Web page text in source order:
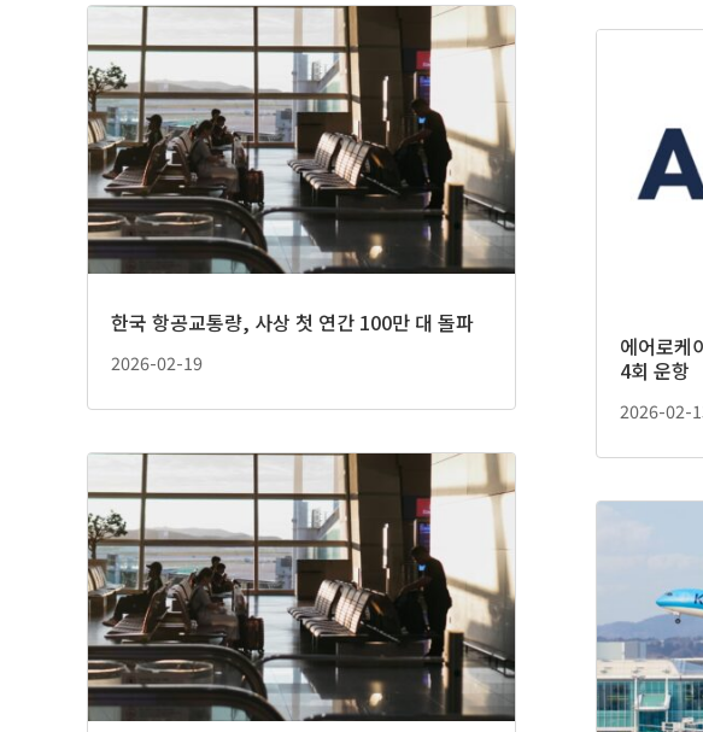
한국 항공교통량, 사상 첫 연간 100만 대 돌파
2026-02-19
에어로케
4회 운항
2026-02-